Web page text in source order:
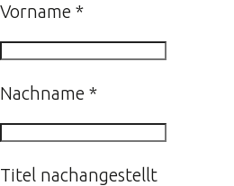
Vorname *
Nachname *
Titel nachangestellt